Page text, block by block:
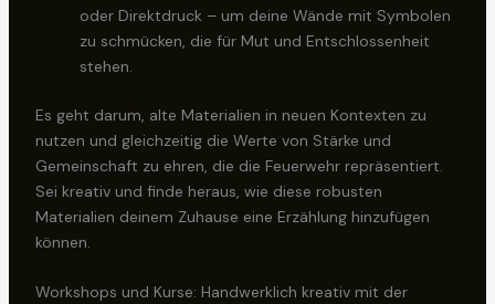
oder Direktdruck – um deine Wände mit Symbolen
zu schmücken, die für Mut und Entschlossenheit
stehen.
Es geht darum, alte Materialien in neuen Kontexten zu
nutzen und gleichzeitig die Werte von Stärke und
Gemeinschaft zu ehren, die die Feuerwehr repräsentiert.
Sei kreativ und finde heraus, wie diese robusten
Materialien deinem Zuhause eine Erzählung hinzufügen
können.
Workshops und Kurse: Handwerklich kreativ mit der